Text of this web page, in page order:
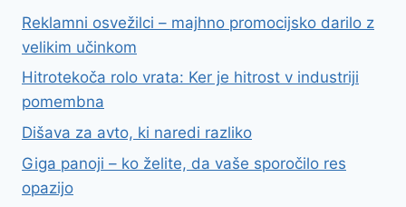
Reklamni osvežilci – majhno promocijsko darilo z
velikim učinkom
Hitrotekoča rolo vrata: Ker je hitrost v industriji
pomembna
Dišava za avto, ki naredi razliko
Giga panoji – ko želite, da vaše sporočilo res
opazijo